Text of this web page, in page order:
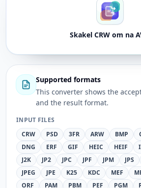
Skakel CRW om na
Supported formats
This converter shows the
and the result format.
INPUT FILES
CRW
PSD 3FR ARW BMP
DNG
ERF GIF HEIC HEIF
J2K
JP2 JPC JPF JPM JPS
JPEG
JPE K25 KDC MEF
ORF
PAM PBM PEF PGM